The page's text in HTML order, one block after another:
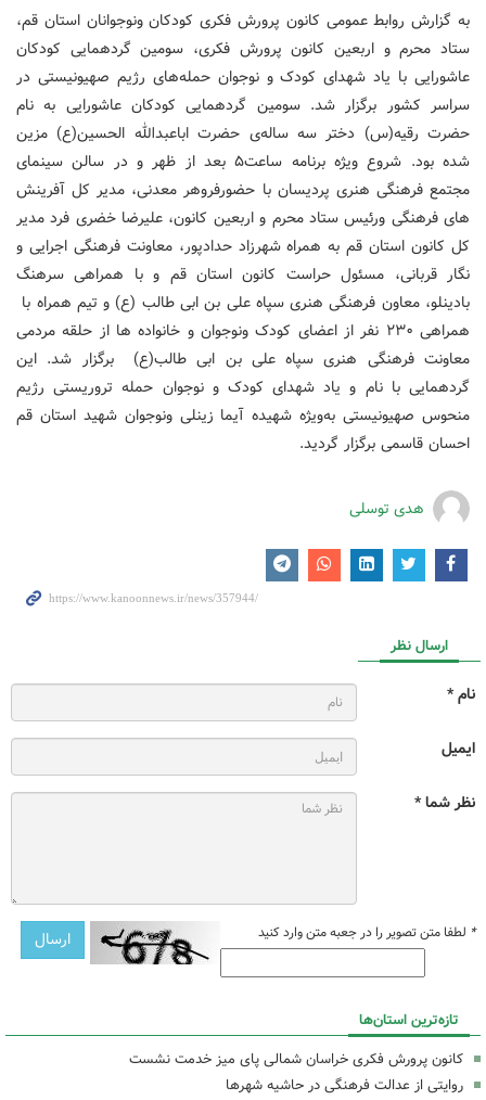
به گزارش روابط عمومی کانون پرورش فکری کودکان ونوجوانان استان قم،
ستاد محرم و اربعین کانون پرورش فکری، سومین گردهمایی کودکان
عاشورایی با یاد شهدای کودک و نوجوان حمله‌های رژیم صهیونیستی در
سراسر کشور برگزار شد. سومین گردهمایی کودکان عاشورایی به نام
حضرت رقیه(س) دختر سه ساله‌ی حضرت اباعبدالله الحسین(ع) مزین
شده بود. شروع ویژه برنامه ساعت۵ بعد از ظهر و در سالن سینمای
مجتمع فرهنگی هنری پردیسان با حضورفروهر معدنی، مدیر کل آفرینش
های فرهنگی ورئیس ستاد محرم و اربعین کانون، علیرضا خضری فرد مدیر
کل کانون استان قم به همراه شهرزاد حدادپور، معاونت فرهنگی اجرایی و
نگار قربانی، مسئول حراست کانون استان قم و با همراهی سرهنگ
بادینلو، معاون فرهنگی هنری سپاه علی بن ابی طالب (ع) و تیم همراه با
همراهی ۲۳۰ نفر از اعضای کودک ونوجوان و خانواده ها از حلقه مردمی
معاونت فرهنگی هنری سپاه علی بن ابی طالب(ع) برگزار شد. این
گردهمایی با نام و یاد شهدای کودک و نوجوان حمله تروریستی رژیم
منحوس صهیونیستی به‌ویژه شهیده آیما زینلی ونوجوان شهید استان قم
احسان قاسمی برگزار گردید.
هدی توسلی
ارسال نظر
نام *
ایمیل
نظر شما *
* لطفا متن تصویر را در جعبه متن وارد کنید
تازه‌ترین استان‌ها
کانون پرورش فکری خراسان شمالی پای میز خدمت نشست
روایتی از عدالت فرهنگی در حاشیه شهرها